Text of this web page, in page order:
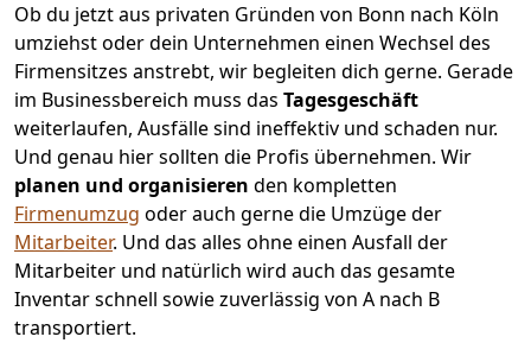
Ob du jetzt aus privaten Gründen von Bonn nach Köln
umziehst oder dein Unternehmen einen Wechsel des
Firmensitzes anstrebt, wir begleiten dich gerne. Gerade
im Businessbereich muss das Tagesgeschäft
weiterlaufen, Ausfälle sind ineffektiv und schaden nur.
Und genau hier sollten die Profis übernehmen. Wir
planen und organisieren den kompletten
Firmenumzug oder auch gerne die Umzüge der
Mitarbeiter. Und das alles ohne einen Ausfall der
Mitarbeiter und natürlich wird auch das gesamte
Inventar schnell sowie zuverlässig von A nach B
transportiert.